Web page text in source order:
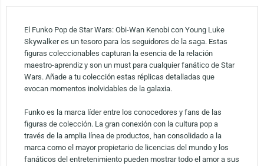
El Funko Pop de Star Wars: Obi-Wan Kenobi con Young Luke
Skywalker es un tesoro para los seguidores de la saga. Estas
figuras coleccionables capturan la esencia de la relación
maestro-aprendiz y son un must para cualquier fanático de Star
Wars. Añade a tu colección estas réplicas detalladas que
evocan momentos inolvidables de la galaxia.
Funko es la marca líder entre los conocedores y fans de las
figuras de colección. La gran conexión con la cultura pop a
través de la amplia línea de productos, han consolidado a la
marca como el mayor propietario de licencias del mundo y los
fanáticos del entretenimiento pueden mostrar todo el amor a sus